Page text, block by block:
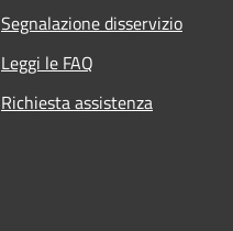
Segnalazione disservizio
Leggi le FAQ
Richiesta assistenza